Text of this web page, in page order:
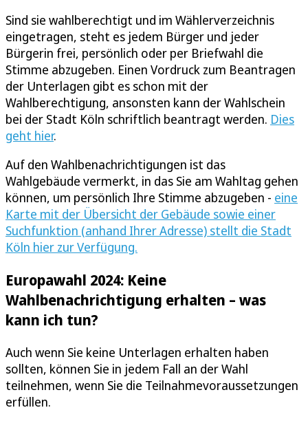
Sind sie wahlberechtigt und im Wählerverzeichnis
eingetragen, steht es jedem Bürger und jeder
Bürgerin frei, persönlich oder per Briefwahl die
Stimme abzugeben. Einen Vordruck zum Beantragen
der Unterlagen gibt es schon mit der
Wahlberechtigung, ansonsten kann der Wahlschein
bei der Stadt Köln schriftlich beantragt werden. Dies
geht hier.
Auf den Wahlbenachrichtigungen ist das
Wahlgebäude vermerkt, in das Sie am Wahltag gehen
können, um persönlich Ihre Stimme abzugeben - eine
Karte mit der Übersicht der Gebäude sowie einer
Suchfunktion (anhand Ihrer Adresse) stellt die Stadt
Köln hier zur Verfügung.
Europawahl 2024: Keine
Wahlbenachrichtigung erhalten – was
kann ich tun?
Auch wenn Sie keine Unterlagen erhalten haben
sollten, können Sie in jedem Fall an der Wahl
teilnehmen, wenn Sie die Teilnahmevoraussetzungen
erfüllen.